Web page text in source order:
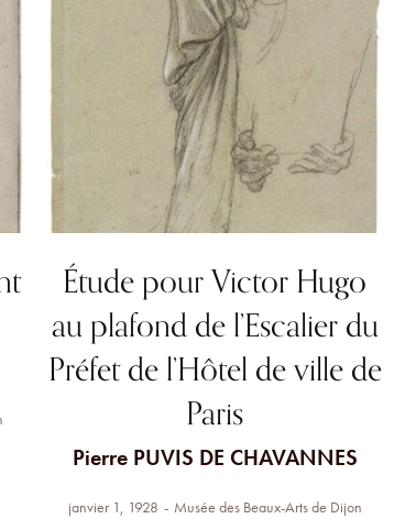
Étude pour Victor Hugo
au plafond de l’Escalier du
Préfet de l’Hôtel de ville de
Paris
Pierre PUVIS DE CHAVANNES
janvier 1, 1928 Musée des Beaux-Arts de Dijon